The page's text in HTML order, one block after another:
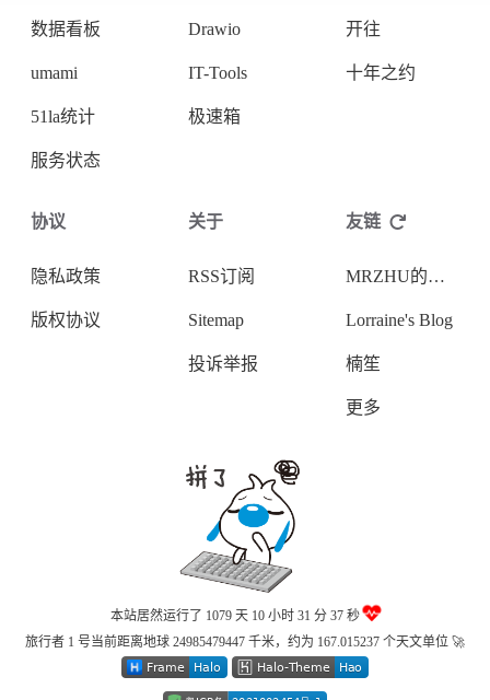
数据看板
umami
51la统计
服务状态
Drawio
IT-Tools
极速箱
开往
十年之约
协议
隐私政策
版权协议
关于
RSS订阅
Sitemap
投诉举报
友链
MRZHU的小站
Lorraine's Blog
楠笙
更多
本站居然运行了 1079 天10 小时 31 分 38 秒
旅行者 1 号当前距离地球 24985479464 千米，约为 167.015237 个天文单位 🚀